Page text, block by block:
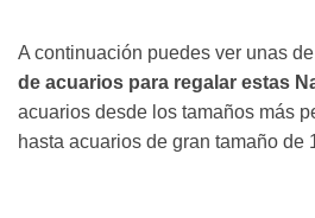
A continuación puedes ver unas
de acuarios para regalar estas
acuarios desde los tamaños más
hasta acuarios de gran tamaño de